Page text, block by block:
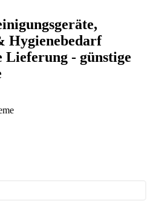
Hygienebedarf
Lieferung - günstige